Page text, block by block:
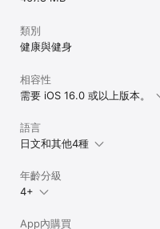
- 你可以在iTunes帳戶設定中
- 若在試用期內購買，試用期
相關協議：
- 會員服務協議：https://
- 服務條款：https://tide.fm/
————————
音。
意見反饋：hi@moreless.io
類別
健康與健身
相容性
需要 iOS 16.0 或以上版本。
語言
日文和其他4種
年齡分級
4+
App內購買